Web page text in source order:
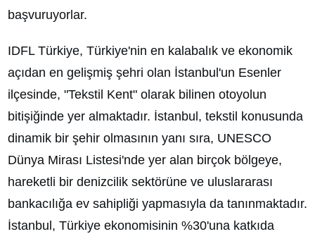
başvuruyorlar.
IDFL Türkiye, Türkiye'nin en kalabalık ve ekonomik
açıdan en gelişmiş şehri olan İstanbul'un Esenler
ilçesinde, "Tekstil Kent" olarak bilinen otoyolun
bitişiğinde yer almaktadır. İstanbul, tekstil konusunda
dinamik bir şehir olmasının yanı sıra, UNESCO
Dünya Mirası Listesi'nde yer alan birçok bölgeye,
hareketli bir denizcilik sektörüne ve uluslararası
bankacılığa ev sahipliği yapmasıyla da tanınmaktadır.
İstanbul, Türkiye ekonomisinin %30'una katkıda